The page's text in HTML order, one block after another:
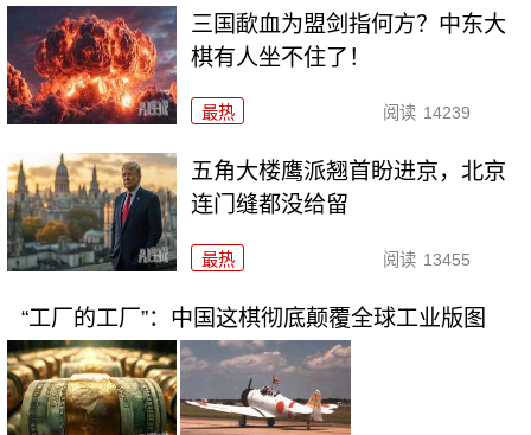
三国歃血为盟剑指何方？中东大
棋有人坐不住了！
最热 阅读 14239
五角大楼鹰派翘首盼进京，北京
连门缝都没给留
最热 阅读 13455
“工厂的工厂”：中国这棋彻底颠覆全球工业版图